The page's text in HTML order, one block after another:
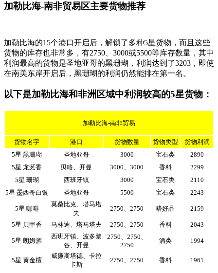
加勒比海-南非贸易区主要货物推荐
加勒比海的15个港口开启后，解锁了多种5星货物，而且这些
货物的库存也非常多，有2750、3000或5500等库存数量，其中
利润最高的货物是圣地亚哥的黑珊瑚，利润达到了3203，即使
在南美东岸开启后，黑珊瑚的利润仍然能排在第一名。
以下是加勒比海和非洲区域中利润较高的5星货物：
加勒比海-南非贸易
货物名字 港口 货物数量 货物类型
货物利润
5星 黑珊瑚
圣地亚哥 3000 宝石类
2890
5星 龙涎香
贝略、开曼 3000、3000 香料
2299
5星 珊瑚
西班牙镇 3000 宝石类
2110
5星 墨西哥白银
圣地亚哥 5500 宝石类 2243
5星 咖啡
莫桑比克、塔马塔
夫
2750、2750 嗜好品 2159
5星 贝甲香 马林迪、塔马塔夫 2750、2750 香料 2043
5星 朗姆酒
西班牙镇、波多黎
各、开曼
2750、2750、
2750
酒类 1994
5星 黄金檀
威廉斯塔德、卡拉
卡斯
2750、2750 香料 1961